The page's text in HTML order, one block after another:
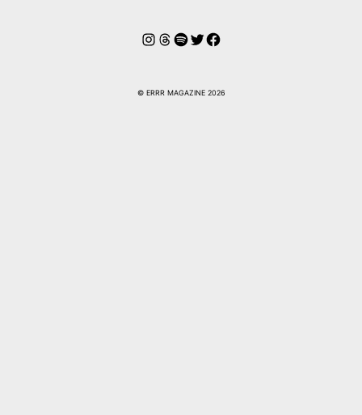
Instagram
Threads
Spotify
Twitter
Facebook
© ERRR MAGAZINE 2026